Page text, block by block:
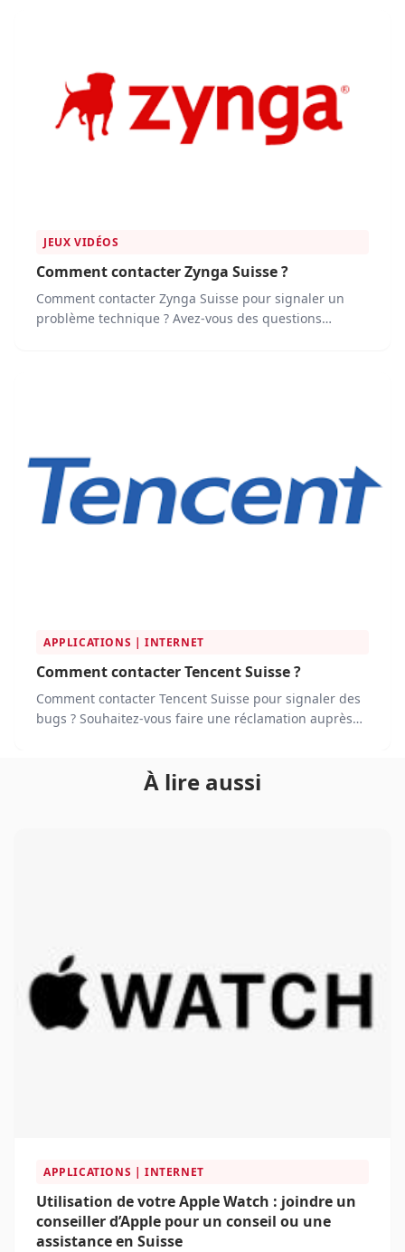
JEUX VIDÉOS
Comment contacter Zynga Suisse ?
Comment contacter Zynga Suisse pour signaler un
problème technique ? Avez-vous des questions
APPLICATIONS | INTERNET
Comment contacter Tencent Suisse ?
Comment contacter Tencent Suisse pour signaler des
bugs ? Souhaitez-vous faire une réclamation auprès
À lire aussi
APPLICATIONS | INTERNET
Utilisation de votre Apple Watch : joindre un
conseiller d’Apple pour un conseil ou une
assistance en Suisse